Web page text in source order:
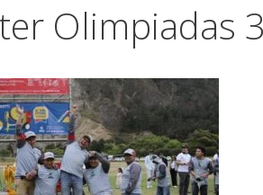
Olimpiadas 3